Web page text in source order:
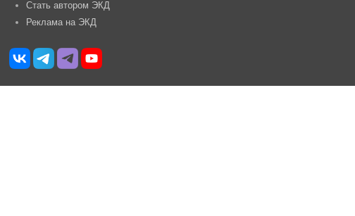
Стать автором ЭКД
Реклама на ЭКД